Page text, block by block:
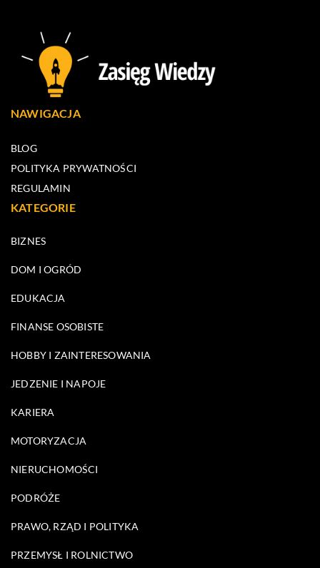
NAWIGACJA
BLOG
POLITYKA PRYWATNOŚCI
REGULAMIN
KATEGORIE
BIZNES
DOM I OGRÓD
EDUKACJA
FINANSE OSOBISTE
HOBBY I ZAINTERESOWANIA
JEDZENIE I NAPOJE
KARIERA
MOTORYZACJA
NIERUCHOMOŚCI
PODRÓŻE
PRAWO, RZĄD I POLITYKA
PRZEMYSŁ I ROLNICTWO